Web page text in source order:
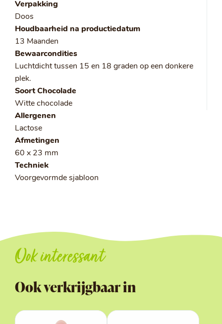
Verpakking
Doos
Houdbaarheid na productiedatum
13 Maanden
Bewaarcondities
Luchtdicht tussen 15 en 18 graden op een donkere
plek.
Soort Chocolade
Witte chocolade
Allergenen
Lactose
Afmetingen
60 x 23 mm
Techniek
Voorgevormde sjabloon
Ook interessant
Ook verkrijgbaar in